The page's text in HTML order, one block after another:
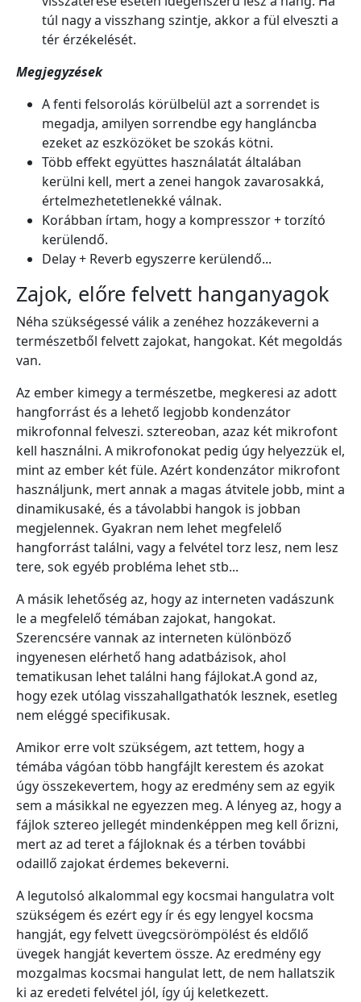
túl nagy a visszhang szintje, akkor a fül elveszti a
tér érzékelését.
Megjegyzések
A fenti felsorolás körülbelül azt a sorrendet is
megadja, amilyen sorrendbe egy hangláncba
ezeket az eszközöket be szokás kötni.
Több effekt együttes használatát általában
kerülni kell, mert a zenei hangok zavarosakká,
értelmezhetetlenekké válnak.
Korábban írtam, hogy a kompresszor + torzító
kerülendő.
Delay + Reverb egyszerre kerülendő...
Zajok, előre felvett hanganyagok
Néha szükségessé válik a zenéhez hozzákeverni a
természetből felvett zajokat, hangokat. Két megoldás
van.
Az ember kimegy a természetbe, megkeresi az adott
hangforrást és a lehető legjobb kondenzátor
mikrofonnal felveszi. sztereoban, azaz két mikrofont
kell használni. A mikrofonokat pedig úgy helyezzük el,
mint az ember két füle. Azért kondenzátor mikrofont
használjunk, mert annak a magas átvitele jobb, mint a
dinamikusaké, és a távolabbi hangok is jobban
megjelennek. Gyakran nem lehet megfelelő
hangforrást találni, vagy a felvétel torz lesz, nem lesz
tere, sok egyéb probléma lehet stb...
A másik lehetőség az, hogy az interneten vadászunk
le a megfelelő témában zajokat, hangokat.
Szerencsére vannak az interneten különböző
ingyenesen elérhető hang adatbázisok, ahol
tematikusan lehet találni hang fájlokat.A gond az,
hogy ezek utólag visszahallgathatók lesznek, esetleg
nem eléggé specifikusak.
Amikor erre volt szükségem, azt tettem, hogy a
témába vágóan több hangfájlt kerestem és azokat
úgy összekevertem, hogy az eredmény sem az egyik
sem a másikkal ne egyezzen meg. A lényeg az, hogy a
fájlok sztereo jellegét mindenképpen meg kell őrizni,
mert az ad teret a fájloknak és a térben további
odaillő zajokat érdemes bekeverni.
A legutolsó alkalommal egy kocsmai hangulatra volt
szükségem és ezért egy ír és egy lengyel kocsma
hangját, egy felvett üvegcsörömpölést és eldőlő
üvegek hangját kevertem össze. Az eredmény egy
mozgalmas kocsmai hangulat lett, de nem hallatszik
ki az eredeti felvétel jól, így új keletkezett.